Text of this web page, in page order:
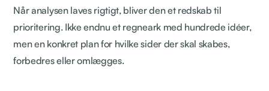
Når analysen laves rigtigt, bliver den et redskab til
prioritering. Ikke endnu et regneark med hundrede idéer,
men en konkret plan for hvilke sider der skal skabes,
forbedres eller omlægges.